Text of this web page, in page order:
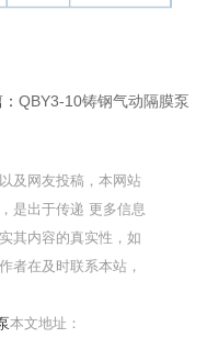
：QBY3-10铸钢气动隔膜泵
及网友投稿，本网站
是出于传递 更多信息
其内容的真实性，如
者在及时联系本站，
本文地址：